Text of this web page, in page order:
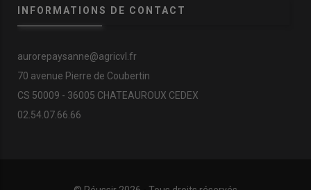
INFORMATIONS DE CONTACT
aurorepaysanne@agricvl.fr
70 avenue Pierre de Coubertin
CS 50009 - 36005 CHATEAUROUX CEDEX
02.54.07.66.66